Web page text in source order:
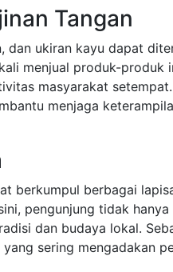
Tangan
dan ukiran kayu dapat
menjual produk-produk
masyarakat
menjaga
berkumpul berbagai
pengunjung tidak hanya
dan budaya lokal.
sering mengadakan